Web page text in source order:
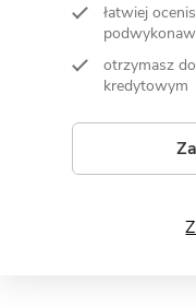
łatwiej
otrzymasz
kredytowym